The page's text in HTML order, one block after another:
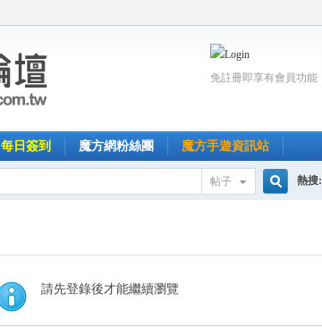
免註冊即享有會員功能
每日簽到 魔方網粉絲團 魔方手遊資訊站
帖子 熱搜:
請先登錄後才能繼續瀏覽